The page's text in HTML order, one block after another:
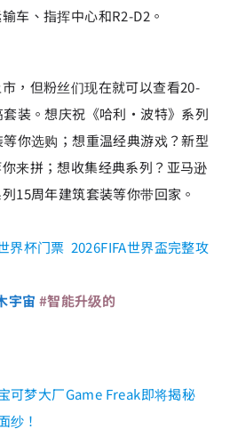
车、指挥中心和R2-D2。
，但粉丝们现在就可以查看20-
装。想庆祝《哈利·波特》系列
你选购；想重温经典游戏？新型
来拼；想收集经典系列？亚马逊
15周年建筑套装等你带回家。
界杯门票 2026FIFA世界盃完整攻
宇宙 #智能升级的
可梦大厂Game Freak即将揭秘
纱！